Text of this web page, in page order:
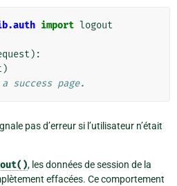
import logout
):
)
success page.
pas d’erreur si l’utilisateur n’était
, les données de session de la
effacées. Ce comportement